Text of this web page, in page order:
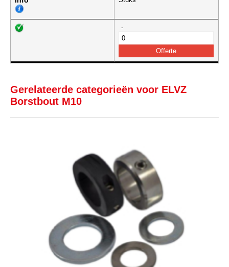
-
Gerelateerde categorieën voor ELVZ
Borstbout M10